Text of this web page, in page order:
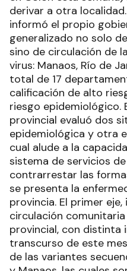
derivar a otra
informó el propio
generalizado no solo
sino de circulación de
virus: Manaos, Río de
total de 17
calificación de alto
riesgo epidemiológico.
provincial evaluó dos
epidemiológica y otra
cual alude a la
sistema de servicios
contrarrestar las
se presenta la
provincia. El primer
circulación
provincial, con distinta
transcurso de este
de las variantes